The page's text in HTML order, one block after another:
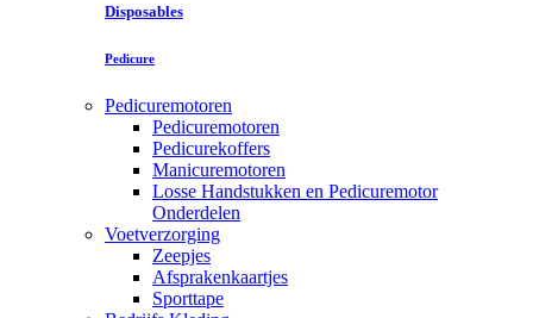
Disposables
Pedicure
Pedicuremotoren
Pedicuremotoren
Pedicurekoffers
Manicuremotoren
Losse Handstukken en Pedicuremotor
Onderdelen
Voetverzorging
Zeepjes
Afsprakenkaartjes
Sporttape